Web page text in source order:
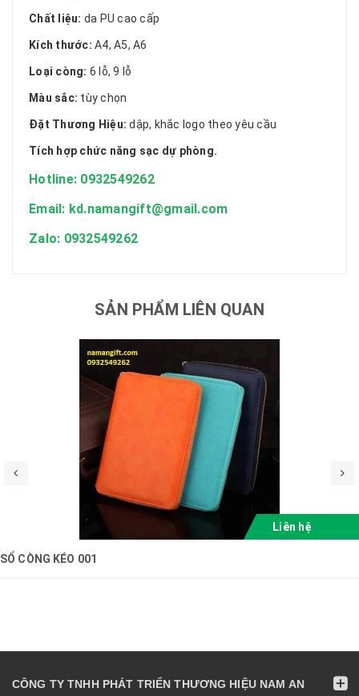
Chất liệu: da PU cao cấp
Kích thước: A4, A5, A6
Loại còng: 6 lỗ, 9 lỗ
Màu sắc: tùy chọn
Đặt Thương Hiệu: dập, khắc logo theo yêu cầu
Tích hợp chức năng sạc dự phòng.
Hotline: 0932549262
Email: kd.namangift@gmail.com
Zalo: 0932549262
SẢN PHẨM LIÊN QUAN
Liên hệ
SỔ CÒNG KÉO 001
CÔNG TY TNHH PHÁT TRIỂN THƯƠNG HIỆU NAM AN